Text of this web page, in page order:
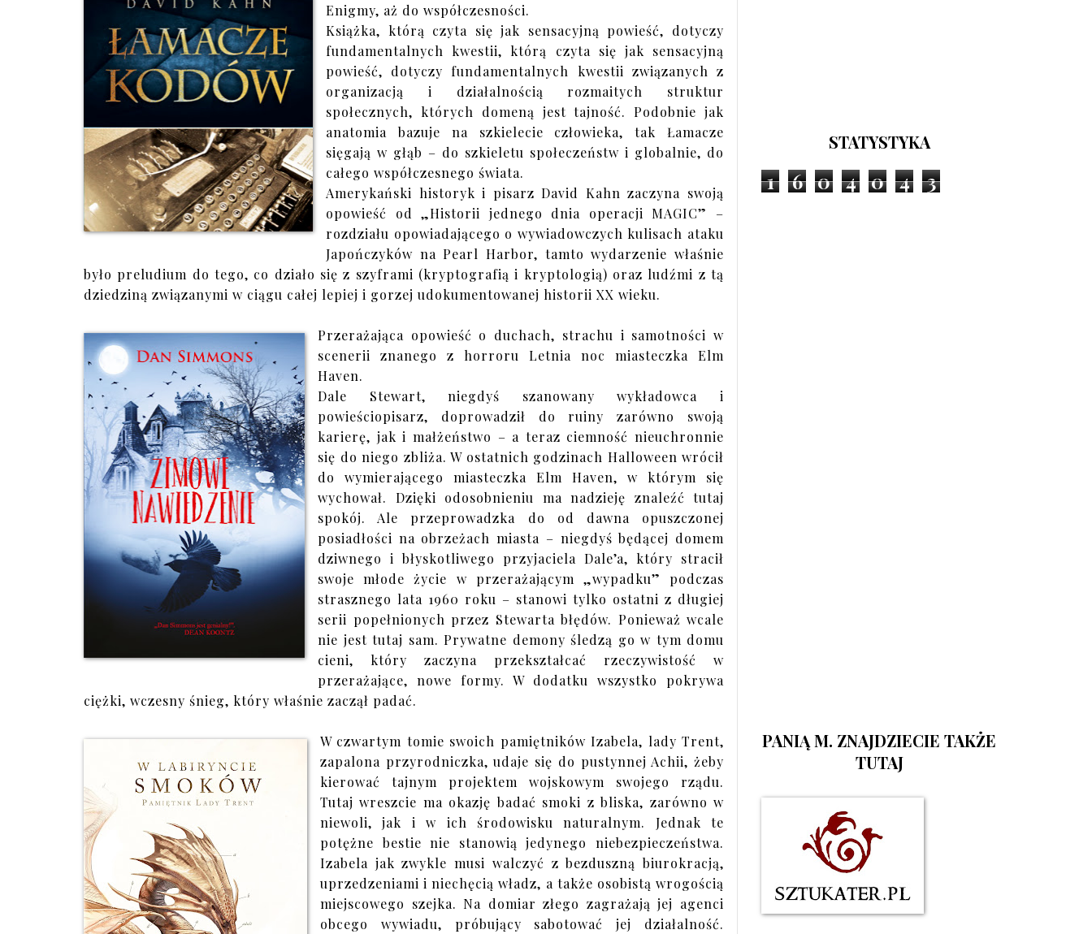
Enigmy, aż do współczesności.
Książka, którą czyta się jak sensacyjną powieść, dotyczy
fundamentalnych kwestii, którą czyta się jak sensacyjną
powieść, dotyczy fundamentalnych kwestii związanych z
organizacją i działalnością rozmaitych struktur
społecznych, których domeną jest tajność. Podobnie jak
anatomia bazuje na szkielecie człowieka, tak Łamacze
sięgają w głąb – do szkieletu społeczeństw i globalnie, do
całego współczesnego świata.
Amerykański historyk i pisarz David Kahn zaczyna swoją
opowieść od „Historii jednego dnia operacji MAGIC” –
rozdziału opowiadającego o wywiadowczych kulisach ataku
Japończyków na Pearl Harbor, tamto wydarzenie właśnie
było preludium do tego, co działo się z szyframi (kryptografią i kryptologią) oraz ludźmi z tą
dziedziną związanymi w ciągu całej lepiej i gorzej udokumentowanej historii XX wieku.
Przerażająca opowieść o duchach, strachu i samotności w
scenerii znanego z horroru Letnia noc miasteczka Elm
Haven.
Dale Stewart, niegdyś szanowany wykładowca i
powieściopisarz, doprowadził do ruiny zarówno swoją
karierę, jak i małżeństwo – a teraz ciemność nieuchronnie
się do niego zbliża. W ostatnich godzinach Halloween wrócił
do wymierającego miasteczka Elm Haven, w którym się
wychował. Dzięki odosobnieniu ma nadzieję znaleźć tutaj
spokój. Ale przeprowadzka do od dawna opuszczonej
posiadłości na obrzeżach miasta – niegdyś będącej domem
dziwnego i błyskotliwego przyjaciela Dale’a, który stracił
swoje młode życie w przerażającym „wypadku” podczas
strasznego lata 1960 roku – stanowi tylko ostatni z długiej
serii popełnionych przez Stewarta błędów. Ponieważ wcale
nie jest tutaj sam. Prywatne demony śledzą go w tym domu
cieni, który zaczyna przekształcać rzeczywistość w
przerażające, nowe formy. W dodatku wszystko pokrywa
ciężki, wczesny śnieg, który właśnie zaczął padać.
W czwartym tomie swoich pamiętników Izabela, lady Trent,
zapalona przyrodniczka, udaje się do pustynnej Achii, żeby
kierować tajnym projektem wojskowym swojego rządu.
Tutaj wreszcie ma okazję badać smoki z bliska, zarówno w
niewoli, jak i w ich środowisku naturalnym. Jednak te
potężne bestie nie stanowią jedynego niebezpieczeństwa.
Izabela jak zwykle musi walczyć z bezduszną biurokracją,
uprzedzeniami i niechęcią władz, a także osobistą wrogością
miejscowego szejka. Na domiar złego zagrażają jej agenci
obcego wywiadu, próbujący sabotować jej działalność.
STATYSTYKA
1 6 0 4 0 4 3
PANIĄ M. ZNAJDZIECIE TAKŻE
TUTAJ